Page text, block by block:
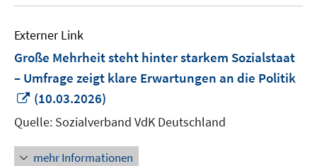
Externer Link
Große Mehrheit steht hinter starkem Sozialstaat
– Umfrage zeigt klare Erwartungen an die Politik
In
neuem
Fenster
öffnen
(10.03.2026)
Quelle: Sozialverband VdK Deutschland
mehr Informationen